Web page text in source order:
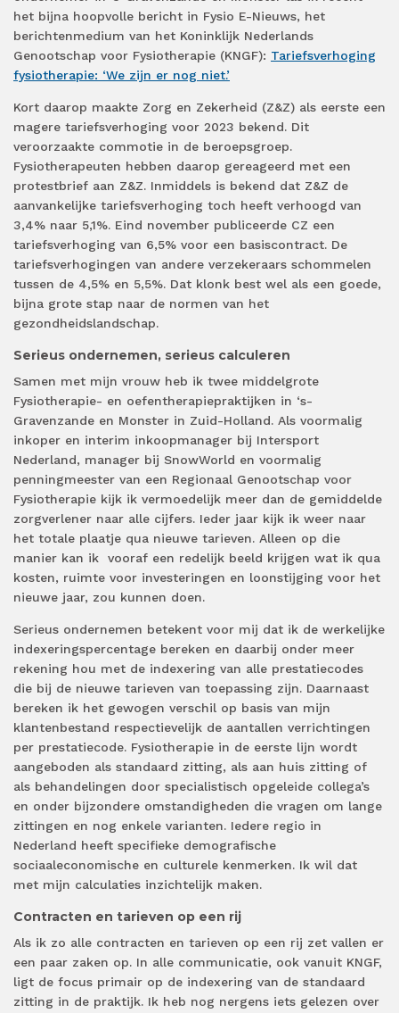
het bijna hoopvolle bericht in Fysio E-Nieuws, het
berichtenmedium van het Koninklijk Nederlands
Genootschap voor Fysiotherapie (KNGF): Tariefsverhoging
fysiotherapie: ‘We zijn er nog niet.’
Kort daarop maakte Zorg en Zekerheid (Z&Z) als eerste een
magere tariefsverhoging voor 2023 bekend. Dit
veroorzaakte commotie in de beroepsgroep.
Fysiotherapeuten hebben daarop gereageerd met een
protestbrief aan Z&Z. Inmiddels is bekend dat Z&Z de
aanvankelijke tariefsverhoging toch heeft verhoogd van
3,4% naar 5,1%. Eind november publiceerde CZ een
tariefsverhoging van 6,5% voor een basiscontract. De
tariefsverhogingen van andere verzekeraars schommelen
tussen de 4,5% en 5,5%. Dat klonk best wel als een goede,
bijna grote stap naar de normen van het
gezondheidslandschap.
Serieus ondernemen, serieus calculeren
Samen met mijn vrouw heb ik twee middelgrote
Fysiotherapie- en oefentherapiepraktijken in ‘s-
Gravenzande en Monster in Zuid-Holland. Als voormalig
inkoper en interim inkoopmanager bij Intersport
Nederland, manager bij SnowWorld en voormalig
penningmeester van een Regionaal Genootschap voor
Fysiotherapie kijk ik vermoedelijk meer dan de gemiddelde
zorgverlener naar alle cijfers. Ieder jaar kijk ik weer naar
het totale plaatje qua nieuwe tarieven. Alleen op die
manier kan ik
vooraf een redelijk beeld krijgen wat ik qua
kosten, ruimte voor investeringen en loonstijging voor het
nieuwe jaar, zou kunnen doen.
Serieus ondernemen betekent voor mij dat ik de werkelijke
indexeringspercentage bereken en daarbij onder meer
rekening hou met de indexering van alle prestatiecodes
die bij de nieuwe tarieven van toepassing zijn. Daarnaast
bereken ik het gewogen verschil op basis van mijn
klantenbestand respectievelijk de aantallen verrichtingen
per prestatiecode. Fysiotherapie in de eerste lijn wordt
aangeboden als standaard zitting, als aan huis zitting of
als behandelingen door specialistisch opgeleide collega’s
en onder bijzondere omstandigheden die vragen om lange
zittingen en nog enkele varianten. Iedere regio in
Nederland heeft specifieke demografische
sociaaleconomische en culturele kenmerken. Ik wil dat
met mijn calculaties inzichtelijk maken.
Contracten en tarieven op een rij
Als ik zo alle contracten en tarieven op een rij zet vallen er
een paar zaken op. In alle communicatie, ook vanuit KNGF,
ligt de focus primair op de indexering van de standaard
zitting in de praktijk. Ik heb nog nergens iets gelezen over